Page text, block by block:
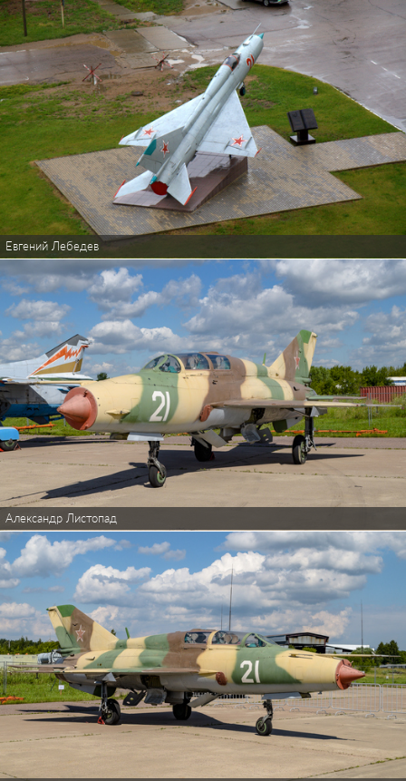
Евгений Лебедев
Александр Листопад